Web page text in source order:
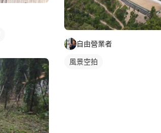
自由營業者
風景空拍